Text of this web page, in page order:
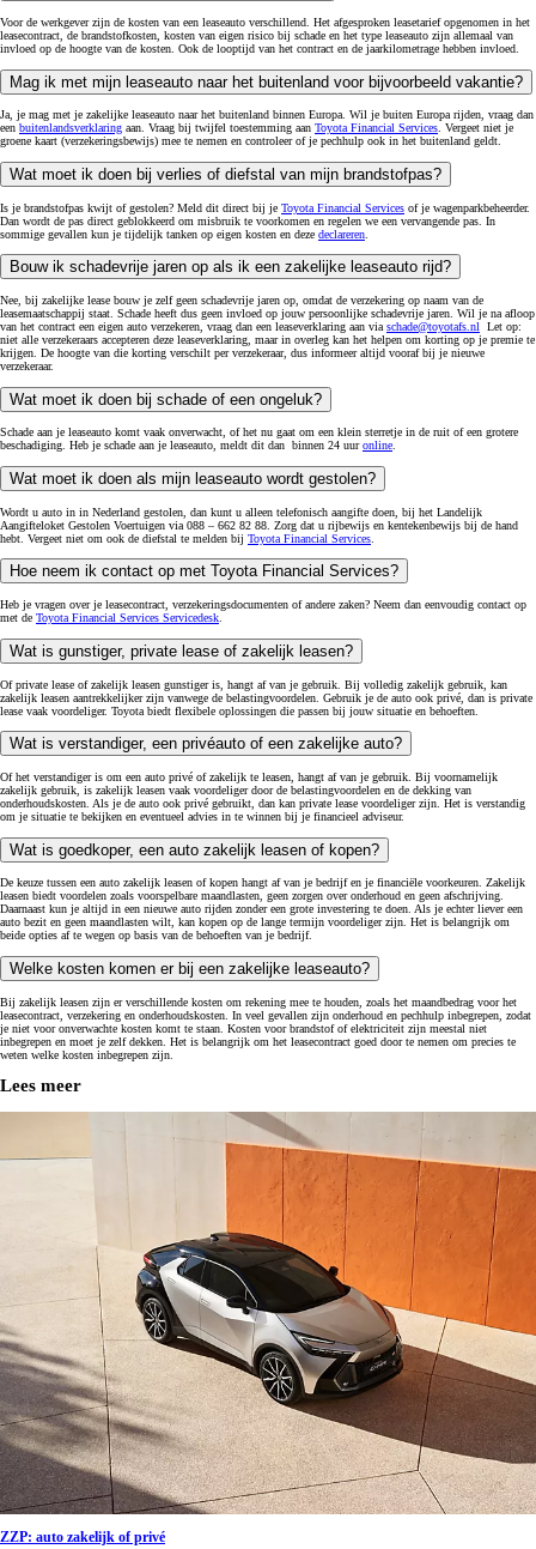
Voor de werkgever zijn de kosten van een leaseauto verschillend. Het afgesproken leasetarief opgenomen in het
leasecontract, de brandstofkosten, kosten van eigen risico bij schade en het type leaseauto zijn allemaal van
invloed op de hoogte van de kosten. Ook de looptijd van het contract en de jaarkilometrage hebben invloed.
Mag ik met mijn leaseauto naar het buitenland voor bijvoorbeeld vakantie?
Ja, je mag met je zakelijke leaseauto naar het buitenland binnen Europa. Wil je buiten Europa rijden, vraag dan
een buitenlandsverklaring aan. Vraag bij twijfel toestemming aan Toyota Financial Services. Vergeet niet je
groene kaart (verzekeringsbewijs) mee te nemen en controleer of je pechhulp ook in het buitenland geldt.
Wat moet ik doen bij verlies of diefstal van mijn brandstofpas?
Is je brandstofpas kwijt of gestolen? Meld dit direct bij je Toyota Financial Services of je wagenparkbeheerder.
Dan wordt de pas direct geblokkeerd om misbruik te voorkomen en regelen we een vervangende pas. In
sommige gevallen kun je tijdelijk tanken op eigen kosten en deze declareren
Bouw ik schadevrije jaren op als ik een zakelijke leaseauto rijd?
Nee, bij zakelijke lease bouw je zelf geen schadevrije jaren op, omdat de verzekering op naam van de
leasemaatschappij staat. Schade heeft dus geen invloed op jouw persoonlijke schadevrije jaren. Wil je na afloop
van het contract een eigen auto verzekeren, vraag dan een leaseverklaring aan via schade@toyotafs.nl Let op:
niet alle verzekeraars accepteren deze leaseverklaring, maar in overleg kan het helpen om korting op je premie te
krijgen. De hoogte van die korting verschilt per verzekeraar, dus informeer altijd vooraf bij je nieuwe
verzekeraar.
Wat moet ik doen bij schade of een ongeluk?
Schade aan je leaseauto komt vaak onverwacht, of het nu gaat om een klein sterretje in de ruit of een grotere
beschadiging. Heb je schade aan je leaseauto, meldt dit dan binnen 24 uuronline.
Wat moet ik doen als mijn leaseauto wordt gestolen?
Wordt u auto in in Nederland gestolen, dan kunt u alleen telefonisch aangifte doen, bij het Landelijk
Aangifteloket Gestolen Voertuigen via 088 – 662 82 88. Zorg dat u rijbewijs en kentekenbewijs bij de hand
hebt. Vergeet niet om ook de diefstal te melden bij Toyota Financial Services
Hoe neem ik contact op met Toyota Financial Services?
Heb je vragen over je leasecontract, verzekeringsdocumenten of andere zaken? Neem dan eenvoudig contact op
met de Toyota Financial Services Servicedesk
Wat is gunstiger, private lease of zakelijk leasen?
Of private lease of zakelijk leasen gunstiger is, hangt af van je gebruik. Bij volledig zakelijk gebruik, kan
zakelijk leasen aantrekkelijker zijn vanwege de belastingvoordelen. Gebruik je de auto ook privé, dan is private
lease vaak voordeliger. Toyota biedt flexibele oplossingen die passen bij jouw situatie en behoeften.
Wat is verstandiger, een privéauto of een zakelijke auto?
Of het verstandiger is om een auto privé of zakelijk te leasen, hangt af van je gebruik. Bij voornamelijk
zakelijk gebruik, is zakelijk leasen vaak voordeliger door de belastingvoordelen en de dekking van
onderhoudskosten. Als je de auto ook privé gebruikt, dan kan private lease voordeliger zijn. Het is verstandig
om je situatie te bekijken en eventueel advies in te winnen bij je financieel adviseur.
Wat is goedkoper, een auto zakelijk leasen of kopen?
De keuze tussen een auto zakelijk leasen of kopen hangt af van je bedrijf en je financiële voorkeuren. Zakelijk
leasen biedt voordelen zoals voorspelbare maandlasten, geen zorgen over onderhoud en geen afschrijving.
Daarnaast kun je altijd in een nieuwe auto rijden zonder een grote investering te doen. Als je echter liever een
auto bezit en geen maandlasten wilt, kan kopen op de lange termijn voordeliger zijn. Het is belangrijk om
beide opties af te wegen op basis van de behoeften van je bedrijf.
Welke kosten komen er bij een zakelijke leaseauto?
Bij zakelijk leasen zijn er verschillende kosten om rekening mee te houden, zoals het maandbedrag voor het
leasecontract, verzekering en onderhoudskosten. In veel gevallen zijn onderhoud en pechhulp inbegrepen, zodat
je niet voor onverwachte kosten komt te staan. Kosten voor brandstof of elektriciteit zijn meestal niet
inbegrepen en moet je zelf dekken. Het is belangrijk om het leasecontract goed door te nemen om precies te
weten welke kosten inbegrepen zijn.
Lees meer
ZZP: auto zakelijk of privé